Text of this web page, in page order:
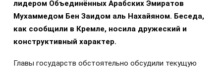
лидером Объединённых Арабских Эмиратов
Мухаммедом Бен Заидом аль Нахайяном. Беседа,
как сообщили в Кремле, носила дружеский и
конструктивный характер.
Главы государств обстоятельно обсудили текущую